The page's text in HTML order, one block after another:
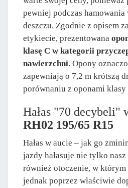
pewniej podczas
deszczu. Zgodnie z opisem
etykiecie, prezentowana
klasę C w kategorii
nawierzchni. Opony
zapewniają o 7,2 m krótszą
porównaniu z oponami klasy
Hałas "70 decybeli"
RH02 195/65 R15
Hałas w aucie – jak go
jazdy hałasuje nie tylko
również otoczenie, w
jednak poprzez właściwie